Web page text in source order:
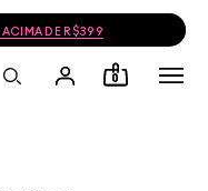
DE R$399
0